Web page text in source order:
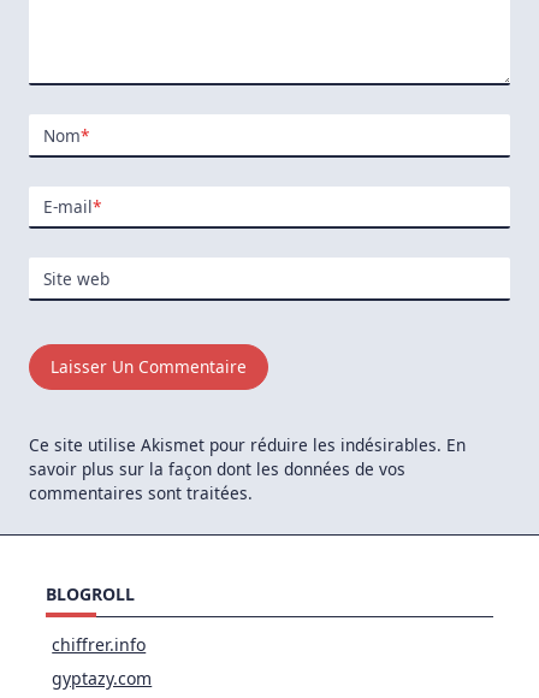
Nom*
E-mail*
Site web
Ce site utilise Akismet pour réduire les indésirables. En
savoir plus sur la façon dont les données de vos
commentaires sont traitées.
BLOGROLL
chiffrer.info
gyptazy.com